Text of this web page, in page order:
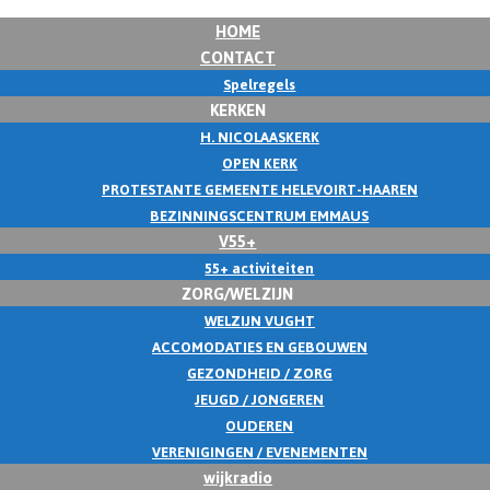
HOME
CONTACT
Spelregels
KERKEN
H. NICOLAASKERK
OPEN KERK
PROTESTANTE GEMEENTE HELEVOIRT-HAAREN
BEZINNINGSCENTRUM EMMAUS
V55+
55+ activiteiten
ZORG/WELZIJN
WELZIJN VUGHT
ACCOMODATIES EN GEBOUWEN
GEZONDHEID / ZORG
JEUGD / JONGEREN
OUDEREN
VERENIGINGEN / EVENEMENTEN
wijkradio